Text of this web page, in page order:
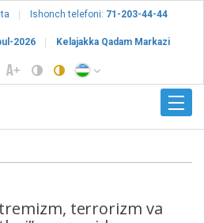
Ishonch telefoni: 71-203-44-44
2026 Kelajakka Qadam Markazi
terrorizm va